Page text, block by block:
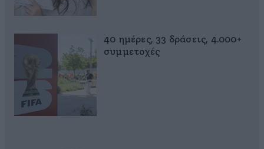
40 ημέρες, 33 δράσεις, 4.000+
συμμετοχές